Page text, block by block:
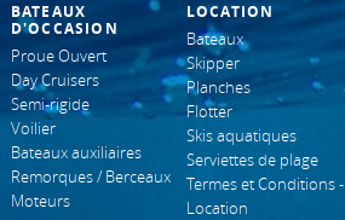
BATEAUX
D'OCCASION
Proue Ouvert
Day Cruisers
Semi-rigide
Voilier
Bateaux auxiliaires
Remorques / Berceaux
Moteurs
LOCATION
Bateaux
Skipper
Planches
Flotter
Skis aquatiques
Serviettes de plage
Termes et Conditions -
Location